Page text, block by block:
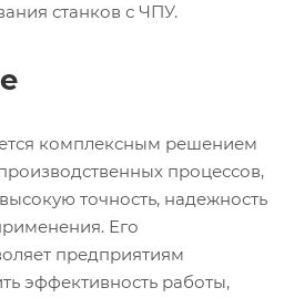
станков с ЧПУ.
комплексным решением
процессов,
точность, надежность
Его
предприятиям
эффективность работы,